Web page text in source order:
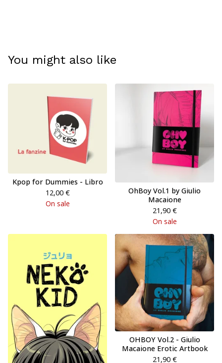
You might also like
Kpop for Dummies - Libro
12,00 €
On sale
OhBoy Vol.1 by Giulio
Macaione
21,90 €
On sale
OHBOY Vol.2 - Giulio
Macaione Erotic Artbook
21,90 €